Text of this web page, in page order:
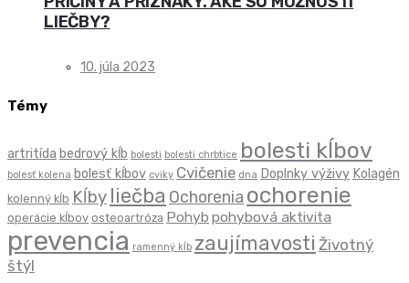
LIEČBY?
10. júla 2023
Témy
artritída bedrový kĺb bolesti bolesti chrbtice bolesti kĺbov
bolesť kolena bolesť kĺbov cviky Cvičenie dna Doplnky výživy Kolagén
kolenný kĺb Kĺby liečba Ochorenia ochorenie
operácie kĺbov osteoartróza Pohyb pohybová aktivita
prevencia ramenný kĺb zaujímavosti Životný
štýl